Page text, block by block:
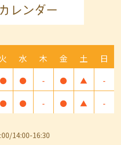
レンダー
水 木 金 土 日
● ● - ● ▲ -
● ● - ● ▲ -
14:00-16:30